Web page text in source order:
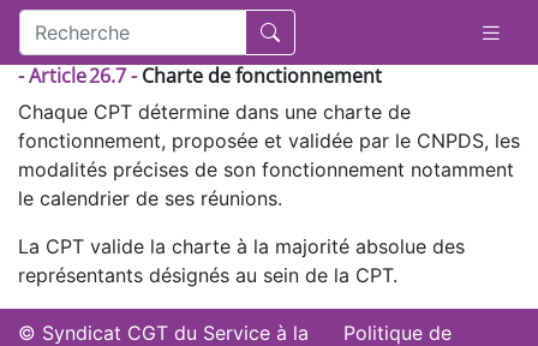
- Article 26.7 -Charte de fonctionnement
Chaque CPT détermine dans une charte de
fonctionnement, proposée et validée par le CNPDS, les
modalités précises de son fonctionnement notamment
le calendrier de ses réunions.
La CPT valide la charte à la majorité absolue des
représentants désignés au sein de la CPT.
© Syndicat CGT du Service à la
Politique de